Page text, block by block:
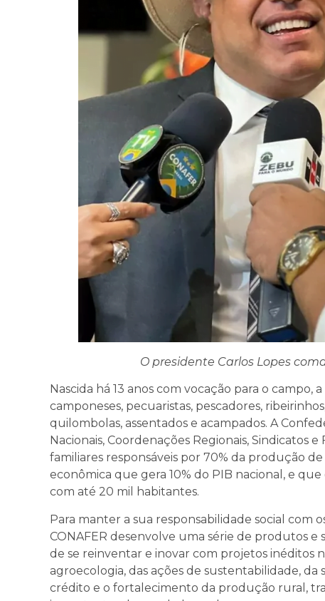
O presidente Carlos Lopes
Nascida há 13 anos com vocação para o
camponeses, pecuaristas, pescadores,
quilombolas, assentados e acampados. A
Nacionais, Coordenações Regionais, Sindicatos
familiares responsáveis por 70% da produção
econômica que gera 10% do PIB nacional, e
com até 20 mil habitantes.
Para manter a sua responsabilidade social com
CONAFER desenvolve uma série de produtos
de se reinventar e inovar com projetos inéditos
agroecologia, das ações de sustentabilidade, da
crédito e o fortalecimento da produção rural,